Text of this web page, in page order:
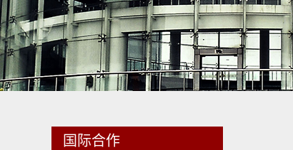
国际合作